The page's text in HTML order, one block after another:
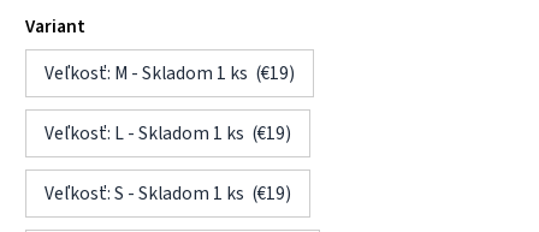
Variant
Veľkosť: M - Skladom 1 ks (€19)
Veľkosť: L - Skladom 1 ks (€19)
Veľkosť: S - Skladom 1 ks (€19)